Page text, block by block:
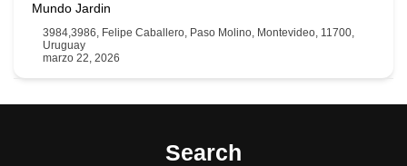
Mundo Jardin
3984,3986, Felipe Caballero, Paso Molino, Montevideo, 11700,
Uruguay
marzo 22, 2026
Search